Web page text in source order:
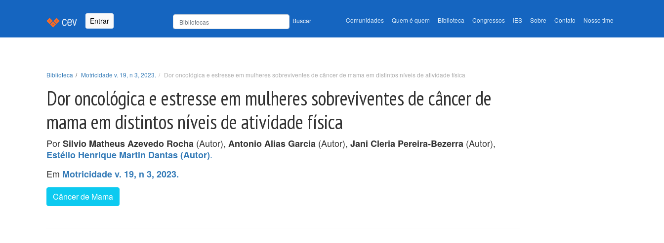
Entrar Buscar Comunidades Quem é quem Biblioteca Congressos IES Sobre Contato Nosso time
Biblioteca Motricidade v. 19, n 3, 2023. Dor oncológica e estresse em mulheres sobreviventes de câncer de mama em distintos níveis de atividade física
Dor oncológica e estresse em mulheres sobreviventes de câncer de
mama em distintos níveis de atividade física
PorSilvio Matheus Azevedo Rocha (Autor), Antonio Alias Garcia (Autor), Jani Cleria Pereira-Bezerra (Autor),
Estélio Henrique Martin Dantas (Autor).
Em Motricidade v. 19, n 3, 2023.
Câncer de Mama